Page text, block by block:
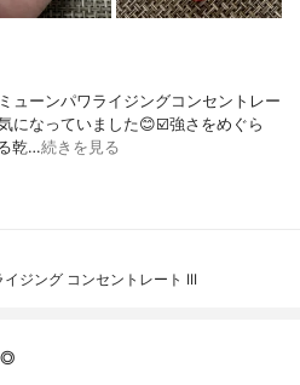
ューンパワライジングコンセントレー
になっていました😊☑️強さをめぐら
乾…続きを見る
ジング コンセントレート III